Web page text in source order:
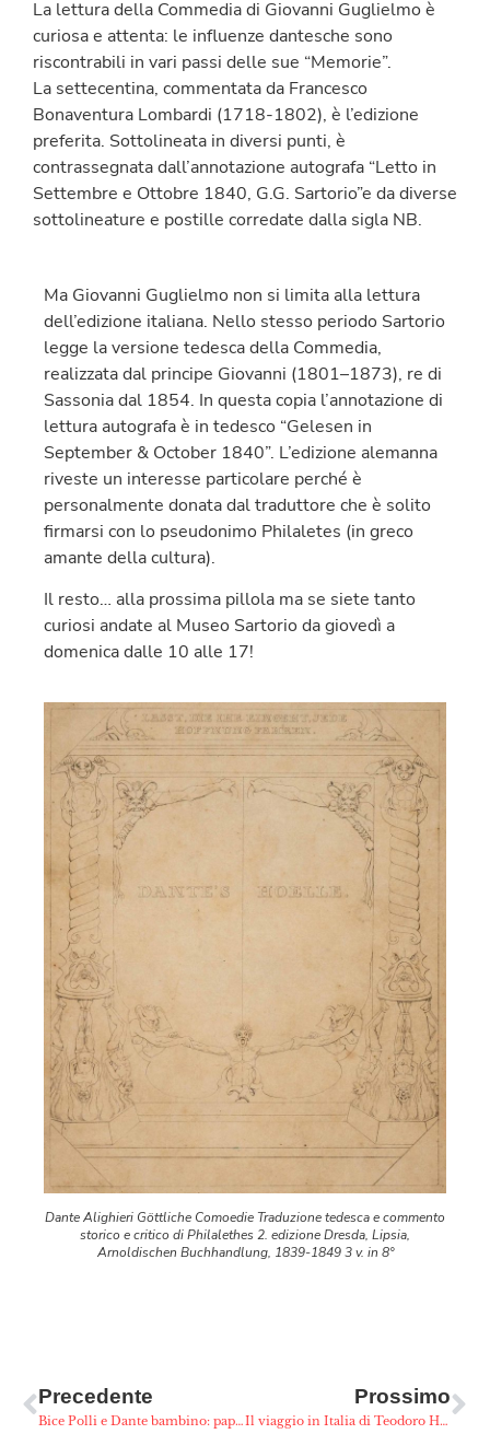
La lettura della Commedia di Giovanni Guglielmo è
curiosa e attenta: le influenze dantesche sono
riscontrabili in vari passi delle sue “Memorie”.
La settecentina, commentata da Francesco
Bonaventura Lombardi (1718-1802), è l’edizione
preferita. Sottolineata in diversi punti, è
contrassegnata dall’annotazione autografa “Letto in
Settembre e Ottobre 1840, G.G. Sartorio”e da diverse
sottolineature e postille corredate dalla sigla NB.
Ma Giovanni Guglielmo non si limita alla lettura
dell’edizione italiana. Nello stesso periodo Sartorio
legge la versione tedesca della Commedia,
realizzata dal principe Giovanni (1801–1873), re di
Sassonia dal 1854. In questa copia l’annotazione di
lettura autografa è in tedesco “Gelesen in
September & October 1840”. L’edizione alemanna
riveste un interesse particolare perché è
personalmente donata dal traduttore che è solito
firmarsi con lo pseudonimo Philaletes (in greco
amante della cultura).
Il resto… alla prossima pillola ma se siete tanto
curiosi andate al Museo Sartorio da giovedì a
domenica dalle 10 alle 17!
Dante Alighieri Göttliche Comoedie Traduzione tedesca e commento
storico e critico di Philalethes 2. edizione Dresda, Lipsia,
Arnoldischen Buchhandlung, 1839-1849 3 v. in 8°
Precedente
Bice Polli e Dante bambino: pappo, dindi, nanna
Prossimo
Il viaggio in Italia di Teodoro Hell sulle orme di Dante